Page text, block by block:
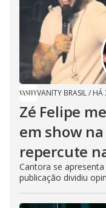
VANITY BRASIL/ HÁ
Zé Felipe
em show
repercute
Cantora se
publicação dividiu